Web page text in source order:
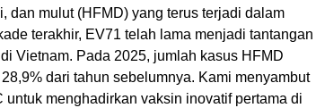
dan mulut (HFMD) yang terus terjadi dalam
terakhir, EV71 telah lama menjadi tantangan
Vietnam. Pada 2025, jumlah kasus HFMD
dari tahun sebelumnya. Kami menyambut
untuk menghadirkan vaksin inovatif pertama di